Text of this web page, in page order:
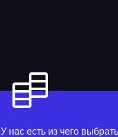
У нас есть из чего